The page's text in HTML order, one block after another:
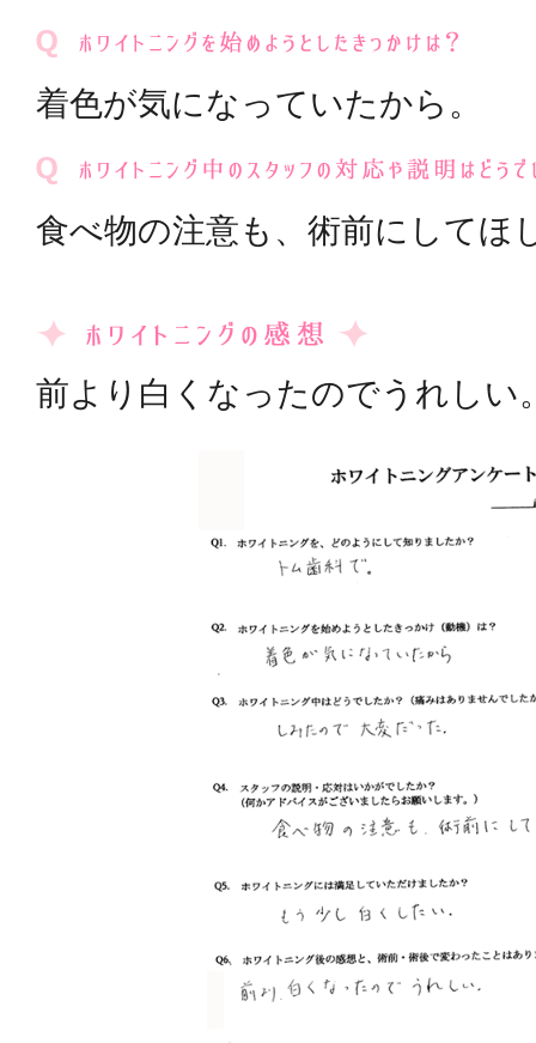
着色が気になっていたから。
食べ物の注意も、術前にしてほ
前より白くなったのでうれしい